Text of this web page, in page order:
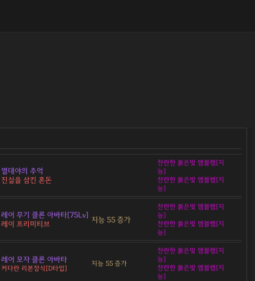
열대야의 추억
진실을 삼킨 혼돈
찬란한 붉은빛 엠블렘[지
능]
찬란한 붉은빛 엠블렘[지
능]
레어 무기 클론 아바타[75Lv]
레이 프리미티브
지능 55 증가
찬란한 붉은빛 엠블렘[지
능]
찬란한 붉은빛 엠블렘[지
능]
레어 모자 클론 아바타
커다란 리본장식[D타입]
지능 55 증가
찬란한 붉은빛 엠블렘[지
능]
찬란한 붉은빛 엠블렘[지
능]